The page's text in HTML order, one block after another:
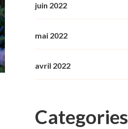
juin 2022
mai 2022
avril 2022
Categories